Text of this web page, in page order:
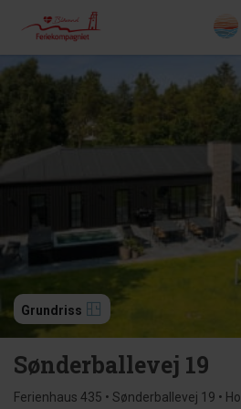
Grundriss
Sønderballevej 19
Ferienhaus 435 • Sønderballevej 19 • Ho